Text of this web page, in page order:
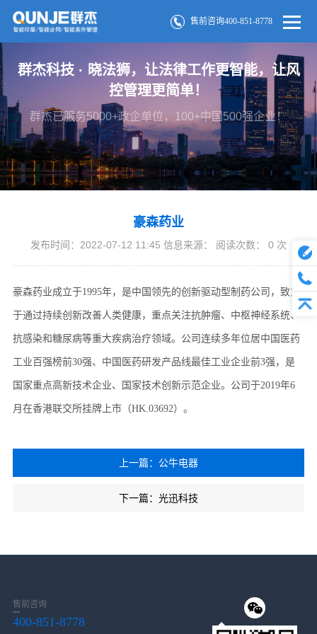
售前咨询400-851-8778
群杰科技 · 晓法狮，让法律工作更智能，让风
控管理更简单！
群杰已服务5000+政企单位，100+中国500强企业！
豪森药业
发布时间：2022-07-12 11:45 信息来源： 阅读次数： 0 次
豪森药业成立于1995年，是中国领先的创新驱动型制药公司，致力
于通过持续创新改善人类健康，重点关注抗肿瘤、中枢神经系统、
抗感染和糖尿病等重大疾病治疗领域。公司连续多年位居中国医药
工业百强榜前30强、中国医药研发产品线最佳工业企业前3强，是
国家重点高新技术企业、国家技术创新示范企业。公司于2019年6
月在香港联交所挂牌上市（HK.03692）。
上一篇：公牛电器
下一篇：光迅科技
售前咨询
400-851-8778